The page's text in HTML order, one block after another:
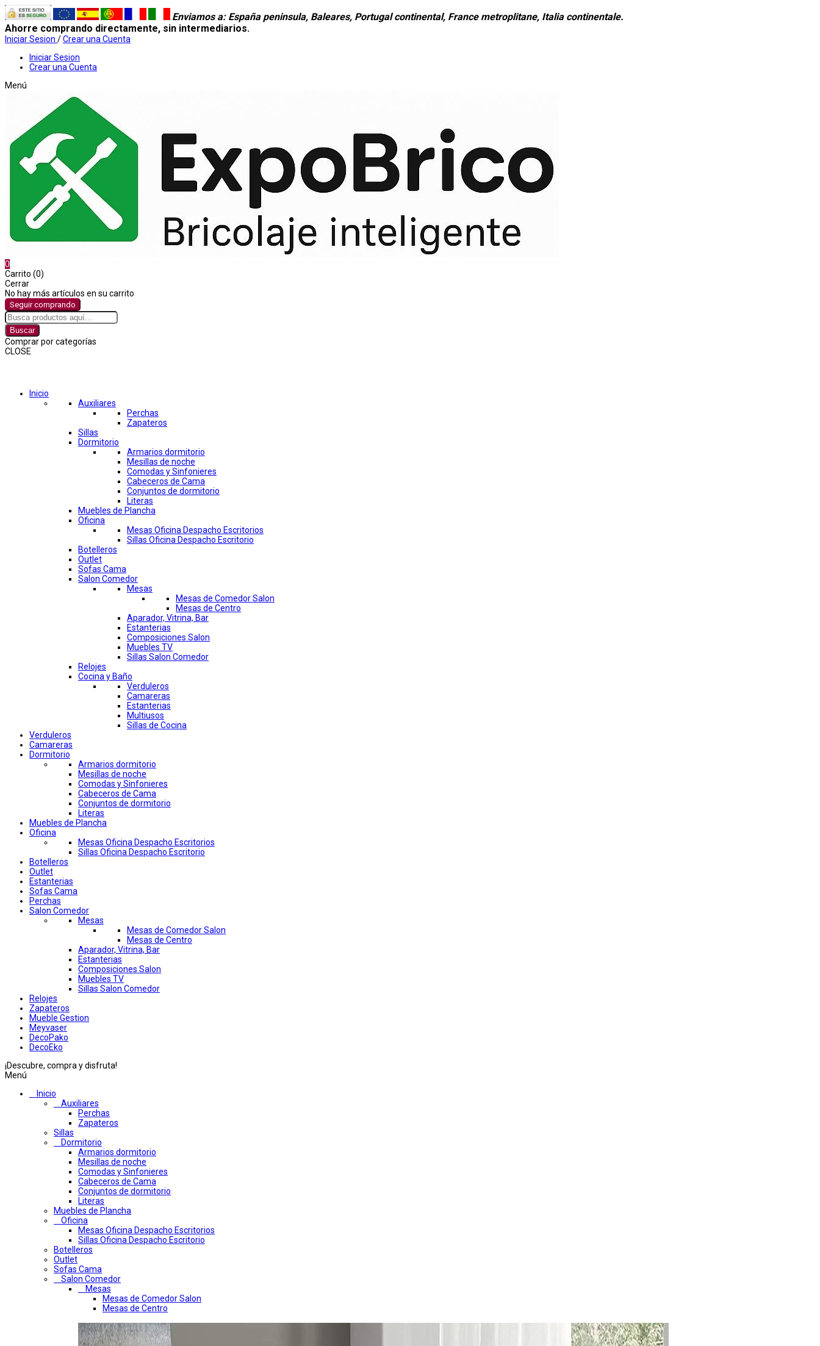
Enviamos a: España peninsula, Baleares, Portugal continental, France metroplitane, Italia continentale.
Ahorre comprando directamente, sin intermediarios.
Iniciar Sesion /Crear una Cuenta
Iniciar Sesion
Crear una Cuenta
Menú
0
Carrito (0)
Cerrar
No hay más artículos en su carrito
Seguir comprando
Buscar
Comprar por categorías
CLOSE
Inicio
Auxiliares
Perchas
Zapateros
Sillas
Dormitorio
Armarios dormitorio
Mesillas de noche
Comodas y Sinfonieres
Cabeceros de Cama
Conjuntos de dormitorio
Literas
Muebles de Plancha
Oficina
Mesas Oficina Despacho Escritorios
Sillas Oficina Despacho Escritorio
Botelleros
Outlet
Sofas Cama
Salon Comedor
Mesas
Mesas de Comedor Salon
Mesas de Centro
Aparador, Vitrina, Bar
Estanterias
Composiciones Salon
Muebles TV
Sillas Salon Comedor
Relojes
Cocina y Baño
Verduleros
Camareras
Estanterias
Multiusos
Sillas de Cocina
Verduleros
Camareras
Dormitorio
Armarios dormitorio
Mesillas de noche
Comodas y Sinfonieres
Cabeceros de Cama
Conjuntos de dormitorio
Literas
Muebles de Plancha
Oficina
Mesas Oficina Despacho Escritorios
Sillas Oficina Despacho Escritorio
Botelleros
Outlet
Estanterias
Sofas Cama
Perchas
Salon Comedor
Mesas
Mesas de Comedor Salon
Mesas de Centro
Aparador, Vitrina, Bar
Estanterias
Composiciones Salon
Muebles TV
Sillas Salon Comedor
Relojes
Zapateros
Mueble Gestion
Meyvaser
DecoPako
DecoEko
¡Descubre, compra y disfruta!
Menú
Inicio
Auxiliares
Perchas
Zapateros
Sillas
Dormitorio
Armarios dormitorio
Mesillas de noche
Comodas y Sinfonieres
Cabeceros de Cama
Conjuntos de dormitorio
Literas
Muebles de Plancha
Oficina
Mesas Oficina Despacho Escritorios
Sillas Oficina Despacho Escritorio
Botelleros
Outlet
Sofas Cama
Salon Comedor
Mesas
Mesas de Comedor Salon
Mesas de Centro